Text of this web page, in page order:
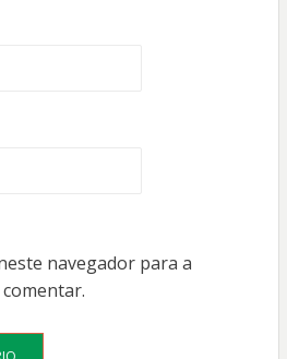
navegador para a